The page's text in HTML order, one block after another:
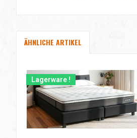
ÄHNLICHE ARTIKEL
Lagerware !